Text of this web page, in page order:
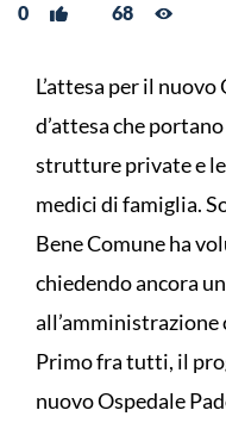
0 68
L’attesa per il
d’attesa che
strutture private e
medici di famiglia.
Bene Comune ha
chiedendo ancora
all’amministrazione
Primo fra tutti, il
nuovo Ospedale